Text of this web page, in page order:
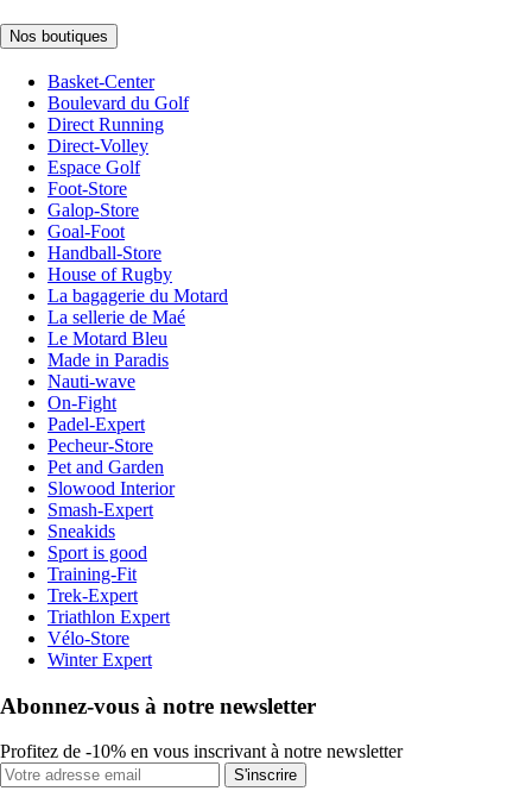
Nos boutiques
Basket-Center
Boulevard du Golf
Direct Running
Direct-Volley
Espace Golf
Foot-Store
Galop-Store
Goal-Foot
Handball-Store
House of Rugby
La bagagerie du Motard
La sellerie de Maé
Le Motard Bleu
Made in Paradis
Nauti-wave
On-Fight
Padel-Expert
Pecheur-Store
Pet and Garden
Slowood Interior
Smash-Expert
Sneakids
Sport is good
Training-Fit
Trek-Expert
Triathlon Expert
Vélo-Store
Winter Expert
Abonnez-vous à notre newsletter
Profitez de -10% en vous inscrivant à notre newsletter
S'inscrire